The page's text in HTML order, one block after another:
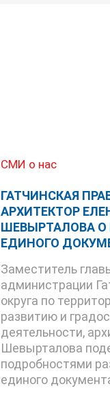
СМИ о нас
ГАТЧИНСКАЯ
АРХИТЕКТОР
ШЕВЫРТАЛОВА О
ЕДИНОГО
Заместитель
администрации
округа по
развитию и
деятельности,
Шевырталова
подробностями
единого